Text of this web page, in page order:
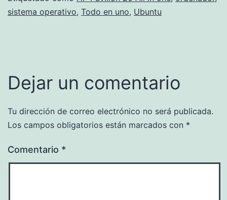
sistema operativo, Todo en uno, Ubuntu
Dejar un comentario
Tu dirección de correo electrónico no será publicada.
Los campos obligatorios están marcados con *
Comentario *